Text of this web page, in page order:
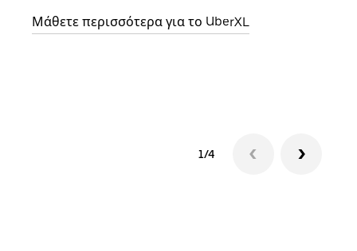
Μάθετε περισσότερα για το UberXL
1/4